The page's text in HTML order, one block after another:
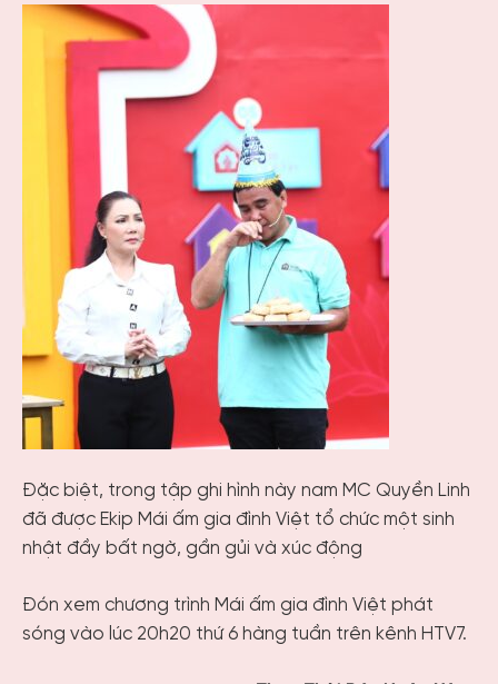
Đặc biệt, trong tập ghi hình này nam MC Quyền Linh
đã được Ekip Mái ấm gia đình Việt tổ chức một sinh
nhật đầy bất ngờ, gần gủi và xúc động
Đón xem chương trình Mái ấm gia đình Việt phát
sóng vào lúc 20h20 thứ 6 hàng tuần trên kênh HTV7.